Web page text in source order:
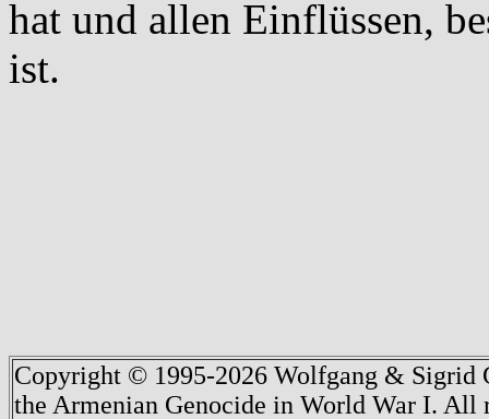
hat und allen Einflüssen,
ist.
Copyright © 1995-2026 Wolfgang & Sigrid
the Armenian Genocide in World War I. All